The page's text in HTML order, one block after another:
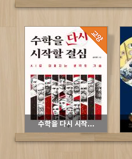
수학을 다시 시작...